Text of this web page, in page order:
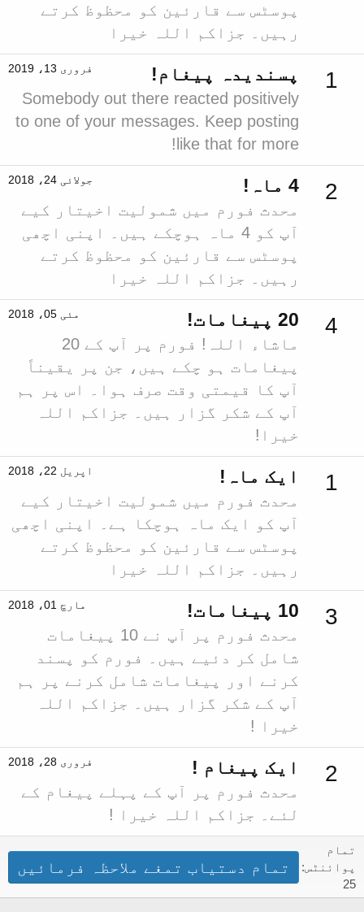
پوسٹس سے قارئین کو محظوظ کرتے
رہیں۔ جزاکم اللہ خیرا
1 فروری 13، 2019 پسندیدہ پیغام!
Somebody out there reacted positively
to one of your messages. Keep posting
like that for more!
2 جولائی 24، 2018 4 ماہ!
محدث فورم میں شمولیت اخیتار کیے
آپ کو 4 ماہ ہوچکے ہیں۔ اپنی اچھی
پوسٹس سے قارئین کو محظوظ کرتے
رہیں۔ جزاکم اللہ خیرا
4 مئی 05، 2018 20 پیغامات!
ماشاء اللہ! فورم پر آپ کے 20
پیغامات ہو چکے ہیں، جن پر یقیناً
آپ کا قیمتی وقت صرف ہوا۔ اس پر ہم
آپ کے شکر گزار ہیں۔ جزاکم اللہ
خیرا!
1 اپریل 22، 2018 ایک ماہ!
محدث فورم میں شمولیت اخیتار کیے
آپ کو ایک ماہ ہوچکا ہے۔ اپنی اچھی
پوسٹس سے قارئین کو محظوظ کرتے
رہیں۔ جزاکم اللہ خیرا
3 مارچ 01، 2018 10 پیغامات!
محدث فورم پر آپ نے 10 پیغامات
شامل کر دئیے ہیں۔ فورم کو پسند
کرنے اور پیغامات شامل کرنے پر ہم
آپ کے شکر گزار ہیں۔ جزاکم اللہ
خیرا !
2 فروری 28، 2018 ایک پیغام !
محدث فورم پر آپ کے پہلے پیغام کے
لئے۔ جزاکم اللہ خیرا !
تمام
پوائنٹس:
25
تمام دستیاب تمغے ملاحظہ فرمائیں